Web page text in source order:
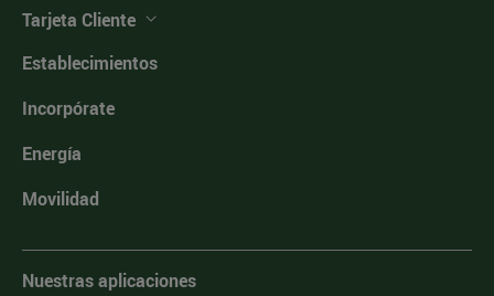
Tarjeta Cliente
Establecimientos
Incorpórate
Energía
Movilidad
Nuestras aplicaciones